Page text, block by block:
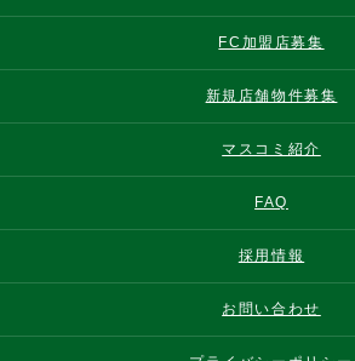
FC加盟店募集
新規店舗物件募集
マスコミ紹介
FAQ
採用情報
お問い合わせ